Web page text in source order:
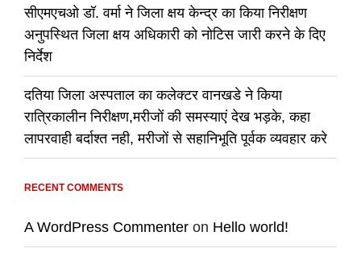
सीएमएचओ डॉ. वर्मा ने जिला क्षय केन्द्र का किया निरीक्षण
अनुपस्थित जिला क्षय अधिकारी को नोटिस जारी करने के दिए
निर्देश
दतिया जिला अस्पताल का कलेक्टर वानखडे ने किया
रात्रिकालीन निरीक्षण,मरीजों की समस्याएं देख भड़के, कहा
लापरवाही बर्दाश्त नही, मरीजों से सहानिभूति पूर्वक व्यवहार करे
RECENT COMMENTS
A WordPress Commenter on Hello world!